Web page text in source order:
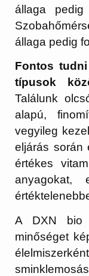
állaga
állaga pedig
Fontos
típusok
Találunk
alapú,
vegyileg
eljárás során
értékes
anyagokat,
A DXN bio
minőséget